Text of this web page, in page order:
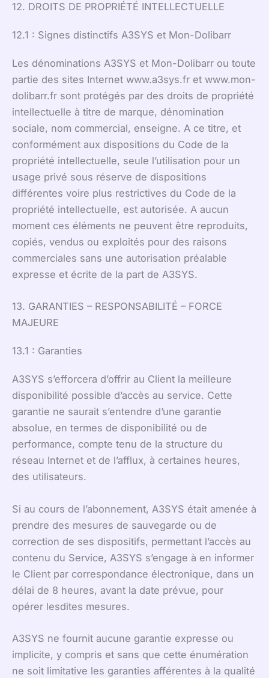
12. DROITS DE PROPRIÉTÉ INTELLECTUELLE
12.1 : Signes distinctifs A3SYS et Mon-Dolibarr
Les dénominations A3SYS et Mon-Dolibarr ou toute
partie des sites Internet www.a3sys.fr et www.mon-
dolibarr.fr sont protégés par des droits de propriété
intellectuelle à titre de marque, dénomination
sociale, nom commercial, enseigne. A ce titre, et
conformément aux dispositions du Code de la
propriété intellectuelle, seule l’utilisation pour un
usage privé sous réserve de dispositions
différentes voire plus restrictives du Code de la
propriété intellectuelle, est autorisée. A aucun
moment ces éléments ne peuvent être reproduits,
copiés, vendus ou exploités pour des raisons
commerciales sans une autorisation préalable
expresse et écrite de la part de A3SYS.
13. GARANTIES – RESPONSABILITÉ – FORCE
MAJEURE
13.1 : Garanties
A3SYS s’efforcera d’offrir au Client la meilleure
disponibilité possible d’accès au service. Cette
garantie ne saurait s’entendre d’une garantie
absolue, en termes de disponibilité ou de
performance, compte tenu de la structure du
réseau Internet et de l’afflux, à certaines heures,
des utilisateurs.
Si au cours de l’abonnement, A3SYS était amenée à
prendre des mesures de sauvegarde ou de
correction de ses dispositifs, permettant l’accès au
contenu du Service, A3SYS s’engage à en informer
le Client par correspondance électronique, dans un
délai de 8 heures, avant la date prévue, pour
opérer lesdites mesures.
A3SYS ne fournit aucune garantie expresse ou
implicite, y compris et sans que cette énumération
ne soit limitative les garanties afférentes à la qualité